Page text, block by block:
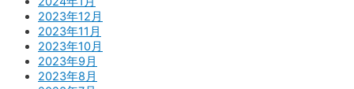
2023年12月
2023年11月
2023年10月
2023年9月
2023年8月